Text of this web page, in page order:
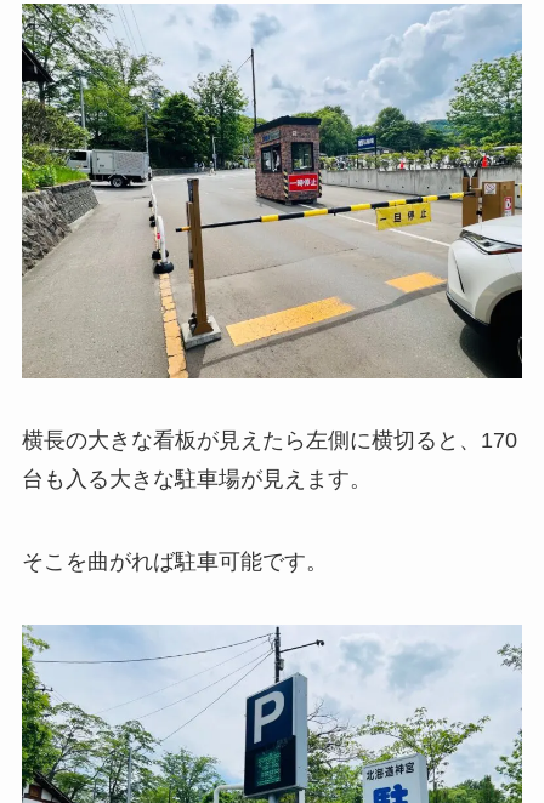
横長の大きな看板が見えたら左側に横切ると、170
台も入る大きな駐車場が見えます。
そこを曲がれば駐車可能です。